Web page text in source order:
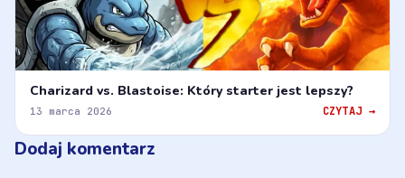
Charizard vs. Blastoise: Który starter jest lepszy?
13 marca 2026 CZYTAJ →
Dodaj komentarz